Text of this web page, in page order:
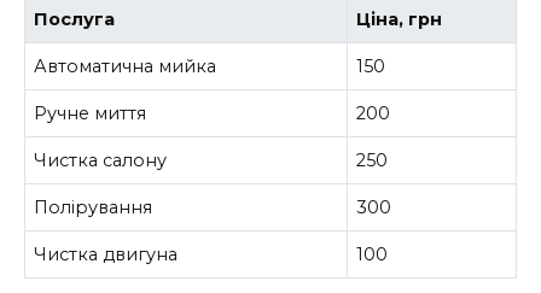
Послуга Ціна, грн
Автоматична мийка 150
Ручне миття 200
Чистка салону 250
Полірування 300
Чистка двигуна 100